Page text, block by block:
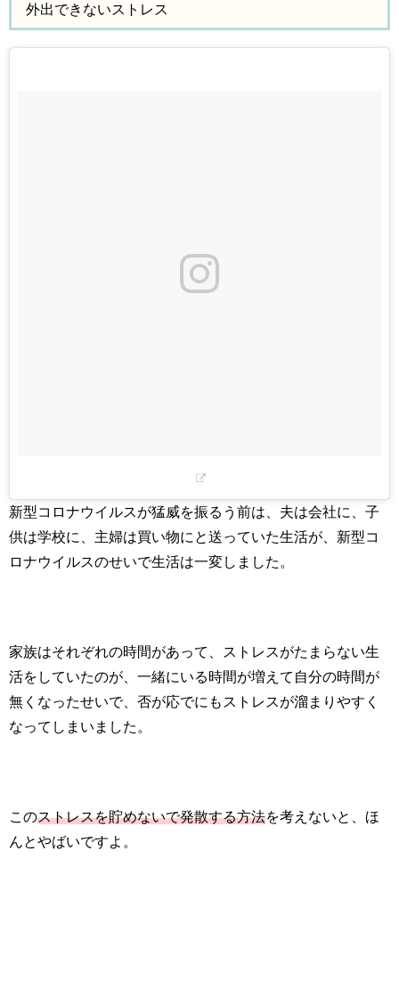
外出できないストレス
新型コロナウイルスが猛威を振るう前は、夫は会社に、子
供は学校に、主婦は買い物にと送っていた生活が、新型コ
ロナウイルスのせいで生活は一変しました。
家族はそれぞれの時間があって、ストレスがたまらない生
活をしていたのが、一緒にいる時間が増えて自分の時間が
無くなったせいで、否が応でにもストレスが溜まりやすく
なってしまいました。
このストレスを貯めないで発散する方法を考えないと、ほ
んとやばいですよ。